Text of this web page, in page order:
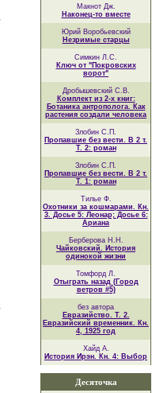
Макнот Дж.
Наконец-то вместе
Юрий Воробьевский
Незримые старцы
Симкин Л.С.
Ключ от "Покровских
ворот"
Дробышевский С.В.
Комплект из 2-х книг:
Ботаника антрополога. Как
растения создали человека
Злобин С.П.
Пропавшие без вести. В 2 т.
Т. 2: роман
Злобин С.П.
Пропавшие без вести. В 2 т.
Т. 1: роман
Тилье Ф.
Охотники за кошмарами. Кн.
3. Досье 5: Леонар; Досье 6:
Ариана
Берберова Н.Н.
Чайковский. История
одинокой жизни
Томфорд Л.
Отыграть назад (Город
ветров #5)
без автора
Евразийство. Т. 2.
Евразийский временник. Кн.
4, 1925 год
Хайд А.
История Ирэн. Кн. 4: Выбор
Десяточка